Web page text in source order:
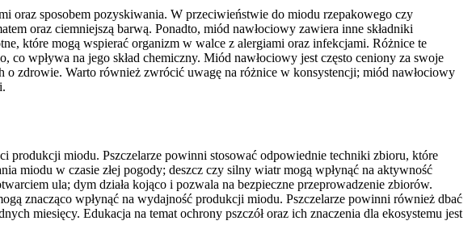
oraz sposobem pozyskiwania. W przeciwieństwie do miodu rzepakowego czy
oraz ciemniejszą barwą. Ponadto, miód nawłociowy zawiera inne składniki
które mogą wspierać organizm w walce z alergiami oraz infekcjami. Różnice te
co wpływa na jego skład chemiczny. Miód nawłociowy jest często ceniony za swoje
o zdrowie. Warto również zwrócić uwagę na różnice w konsystencji; miód nawłociowy
produkcji miodu. Pszczelarze powinni stosować odpowiednie techniki zbioru, które
miodu w czasie złej pogody; deszcz czy silny wiatr mogą wpłynąć na aktywność
ula; dym działa kojąco i pozwala na bezpieczne przeprowadzenie zbiorów.
znacząco wpłynąć na wydajność produkcji miodu. Pszczelarze powinni również dbać
miesięcy. Edukacja na temat ochrony pszczół oraz ich znaczenia dla ekosystemu jest